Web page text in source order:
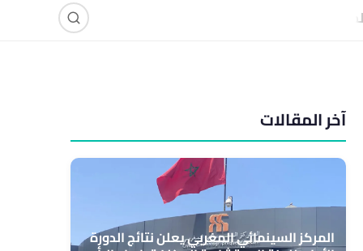
صوت وصورة
آخر المقالات
المركز السينمائي المغربي يعلن نتائج الدورة